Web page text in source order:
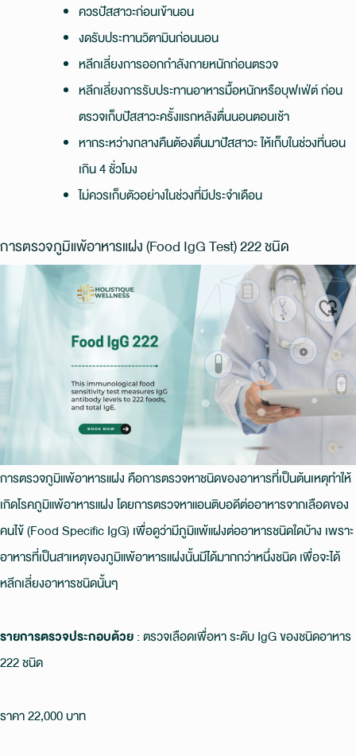
ควรปัสสาวะก่อนเข้านอน
งดรับประทานวิตามินก่อนนอน
หลีกเลี่ยงการออกกำลังกายหนักก่อนตรวจ
หลีกเลี่ยงการรับประทานอาหารมื้อหนักหรือบุฟเฟ่ต์ ก่อน
ตรวจเก็บปัสสาวะครั้งแรกหลังตื่นนอนตอนเช้า
หากระหว่างกลางคืนต้องตื่นมาปัสสาวะ ให้เก็บในช่วงที่นอน
เกิน 4 ชั่วโมง
ไม่ควรเก็บตัวอย่างในช่วงที่มีประจำเดือน
การตรวจภูมิแพ้อาหารแฝง (Food IgG Test) 222 ชนิด
การตรวจภูมิแพ้อาหารแฝง คือการตรวจหาชนิดของอาหารที่เป็นต้นเหตุทำให้
เกิดโรคภูมิแพ้อาหารแฝง โดยการตรวจหาแอนติบอดีต่ออาหารจากเลือดของ
คนไข้ (Food Specific IgG) เพื่อดูว่ามีภูมิแพ้แฝงต่ออาหารชนิดใดบ้าง เพราะ
อาหารที่เป็นสาเหตุของภูมิแพ้อาหารแฝงนั้นมีได้มากกว่าหนึ่งชนิด เพื่อจะได้
หลีกเลี่ยงอาหารชนิดนั้นๆ
รายการตรวจประกอบด้วย: ตรวจเลือดเพื่อหา ระดับ IgG ของชนิดอาหาร
222 ชนิด
ราคา 22,000 บาท